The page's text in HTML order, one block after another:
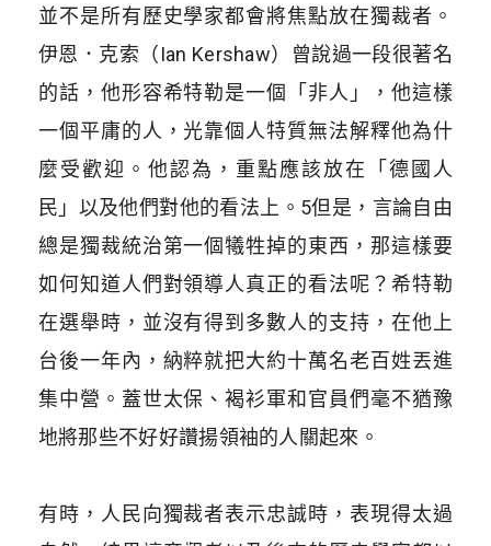
並不是所有歷史學家都會將焦點放在獨裁者。
伊恩．克索（Ian Kershaw）曾說過一段很著名
的話，他形容希特勒是一個「非人」，他這樣
一個平庸的人，光靠個人特質無法解釋他為什
麼受歡迎。他認為，重點應該放在「德國人
民」以及他們對他的看法上。5但是，言論自由
總是獨裁統治第一個犧牲掉的東西，那這樣要
如何知道人們對領導人真正的看法呢？希特勒
在選舉時，並沒有得到多數人的支持，在他上
台後一年內，納粹就把大約十萬名老百姓丟進
集中營。蓋世太保、褐衫軍和官員們毫不猶豫
地將那些不好好讚揚領袖的人關起來。
有時，人民向獨裁者表示忠誠時，表現得太過